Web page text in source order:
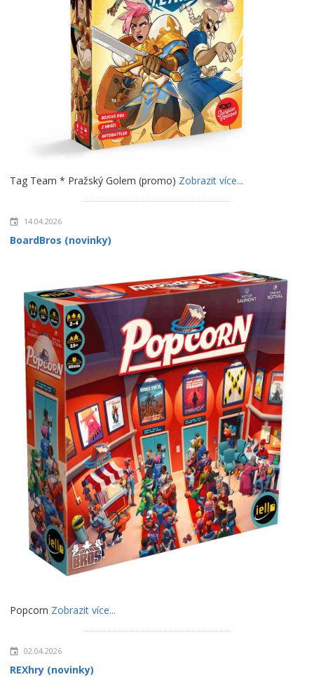
Tag Team * Pražský Golem (promo) Zobrazit více...
14.04.2026
BoardBros (novinky)
Popcorn Zobrazit více...
02.04.2026
REXhry (novinky)